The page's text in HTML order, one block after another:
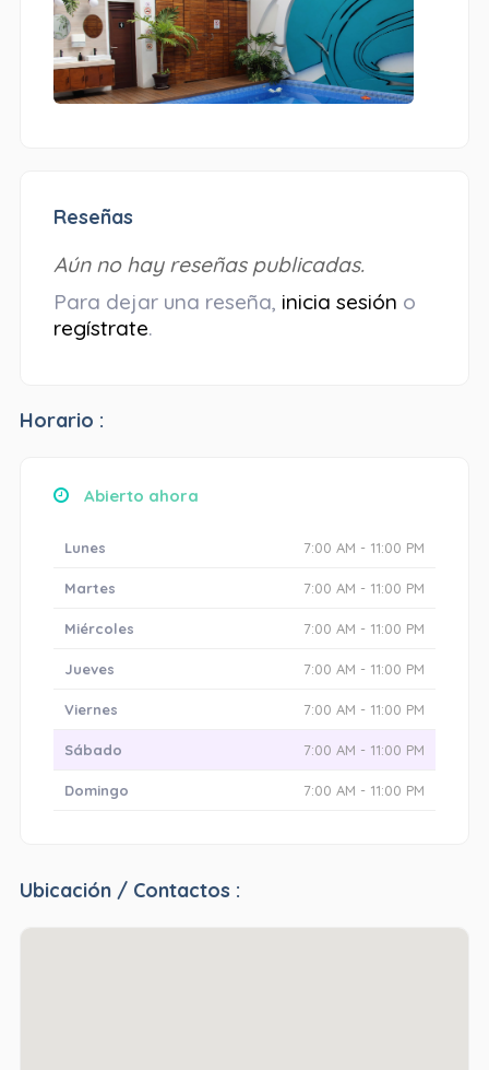
Reseñas
Aún no hay reseñas publicadas.
Para dejar una reseña, inicia sesión o
regístrate.
Horario :
Abierto ahora
Lunes 7:00 AM - 11:00 PM
Martes 7:00 AM - 11:00 PM
Miércoles 7:00 AM - 11:00 PM
Jueves 7:00 AM - 11:00 PM
Viernes 7:00 AM - 11:00 PM
Sábado 7:00 AM - 11:00 PM
Domingo 7:00 AM - 11:00 PM
Ubicación / Contactos :